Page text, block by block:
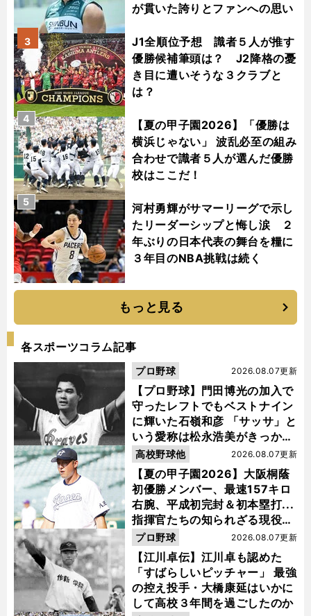
が貫いた誇りとファンへの思い
J1全順位予想 識者５人が推す
優勝候補筆頭は？ J2降格の憂
き目に遭いそうな３クラブと
は？
3
【夏の甲子園2026】「優勝は
横浜じゃない」 波乱必至の組み
合わせで識者５人が選んだ優勝
校はここだ！
4
河村勇輝がサマーリーグで示し
たリーダーシップと悔し涙 ２
年ぶりの日本代表の舞台を糧に
３年目のNBA挑戦は続く
5
もっと見る
各スポーツコラム記事
【プロ野球】門田博光の加入で
守ったレフトでもベストナイン
に輝いた石嶺和彦 「サッサ」と
いう愛称は松永浩美がきっか
け？
2026.08.07更新
プロ野球
【夏の甲子園2026】大阪桐蔭
初優勝メンバー、最速157キロ
右腕、平成初完封＆初本塁打...
指揮官たちの知られざる現役時
代
2026.08.07更新
高校野球他
【江川卓伝】江川卓も認めた
「すばらしいピッチャー」 最強
の控え投手・大橋康延はいかに
して高校３年間を過ごしたのか
2026.08.07更新
プロ野球